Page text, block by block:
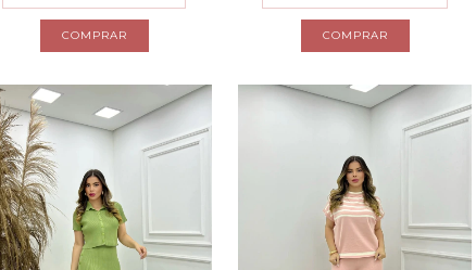
COMPRAR COMPRAR